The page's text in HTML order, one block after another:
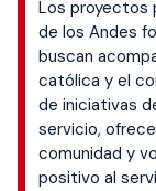
Los proyectos
de los Andes
buscan
católica y el
de iniciativas
servicio,
comunidad y
positivo al